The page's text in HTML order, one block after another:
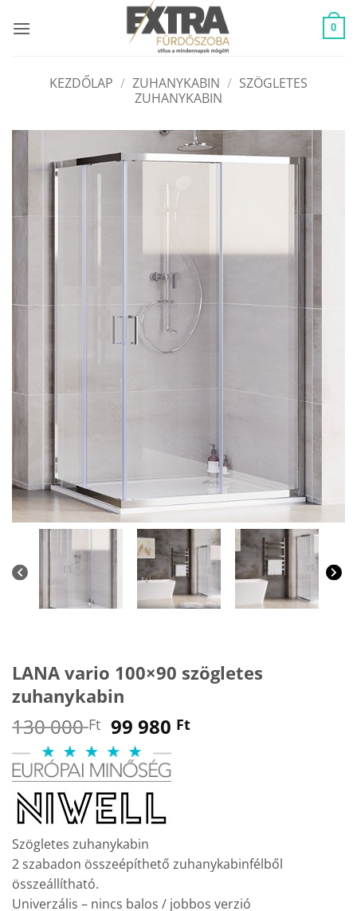
0
KEZDŐLAP / ZUHANYKABIN / SZÖGLETES
ZUHANYKABIN
LANA vario 100×90 szögletes
zuhanykabin
130 000Ft Original
price
was:
130
000 Ft.
99 980 FtCurrent
Szögletes zuhanykabin
2 szabadon összeépíthető zuhanykabinfélből
összeállítható.
Univerzális – nincs balos / jobbos verzió